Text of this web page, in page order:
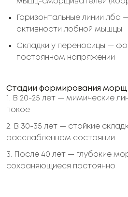
Горизонтальные линии лба
активности лобной мышцы
Складки у переносицы —
постоянном напряжении
Стадии формирования
1. В 20-25 лет — мимические
покое
2. В 30-35 лет — стойкие
расслабленном состоянии
3. После 40 лет — глубокие
сохраняющиеся постоянно